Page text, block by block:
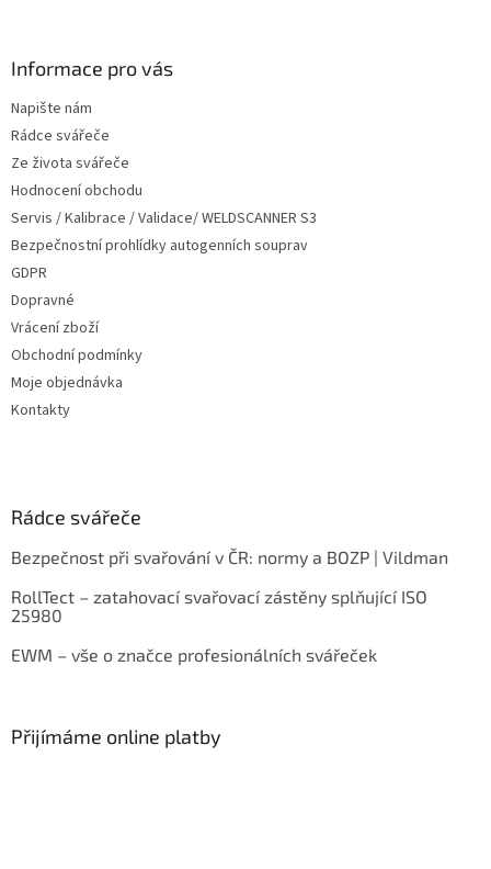
Informace pro vás
Napište nám
Rádce svářeče
Ze života svářeče
Hodnocení obchodu
Servis / Kalibrace / Validace/ WELDSCANNER S3
Bezpečnostní prohlídky autogenních souprav
GDPR
Dopravné
Vrácení zboží
Obchodní podmínky
Moje objednávka
Kontakty
Rádce svářeče
Bezpečnost při svařování v ČR: normy a BOZP | Vildman
RollTect – zatahovací svařovací zástěny splňující ISO
25980
EWM – vše o značce profesionálních svářeček
Přijímáme online platby